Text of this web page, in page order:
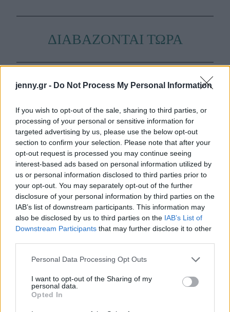
jenny.gr - Do Not Process My Personal Information
If you wish to opt-out of the sale, sharing to third parties, or
processing of your personal or sensitive information for
targeted advertising by us, please use the below opt-out
section to confirm your selection. Please note that after your
opt-out request is processed you may continue seeing
interest-based ads based on personal information utilized by
us or personal information disclosed to third parties prior to
your opt-out. You may separately opt-out of the further
disclosure of your personal information by third parties on the
IAB’s list of downstream participants. This information may
also be disclosed by us to third parties on the IAB’s List of
Downstream Participants that may further disclose it to other
Please note that this website/app uses one or more Google
not limited to your visit or usage behaviour. You may click to
grant or deny consent to Google and its third-party tags to
use your data for below specified purposes in below Google
Personal Data Processing Opt Outs
I want to opt-out of the Sharing of my
personal data.
Opted In
ΔΙΑΒΑΖΟΝΤΑΙ ΤΩΡΑ
Το gadget από τα IKEA που κοστίζει κάτω από 2
κουζίνας σου
Όσοι μεγάλωσαν χωρίς κινητά, απέκτησαν 6
δεξιότητες ζωής που οι νέοι δεν θα μάθουν ποτέ
10 διάφανα γαλλικά μανικιούρ για το απόλυτο
clean girl look
ΚΟΡΟΝΟΙΟΣ ΠΑΝΔΗΜΙΑ